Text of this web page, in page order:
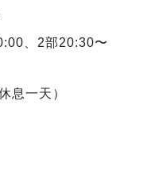
、2部20:30〜
息一天）